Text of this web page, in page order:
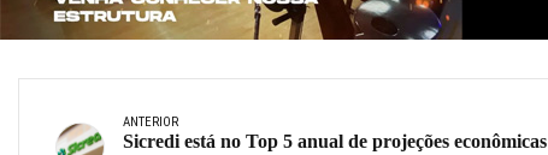
ANTERIOR
Sicredi está no Top 5 anual de projeções econômicas